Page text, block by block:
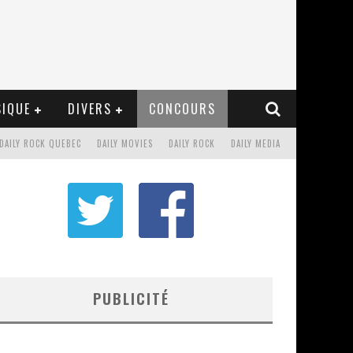
DIVERS CONCOURS
DAILY MEDIA
DAILY ROCK
DAILY MOVIES
DAILY ROCK QUEBEC
PUBLICITÉ